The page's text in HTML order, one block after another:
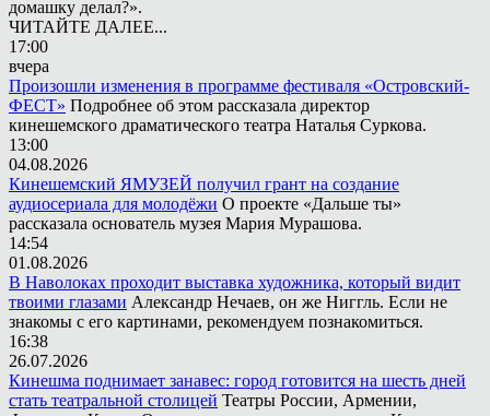
домашку делал?».
ЧИТАЙТЕ ДАЛЕЕ...
17:00
вчера
Произошли изменения в программе фестиваля «Островский-
ФЕСТ» Подробнее об этом рассказала директор
кинешемского драматического театра Наталья Суркова.
13:00
04.08.2026
Кинешемский ЯМУЗЕЙ получил грант на создание
аудиосериала для молодёжи О проекте «Дальше ты»
рассказала основатель музея Мария Мурашова.
14:54
01.08.2026
В Наволоках проходит выставка художника, который видит
твоими глазами Александр Нечаев, он же Ниггль. Если не
знакомы с его картинами, рекомендуем познакомиться.
16:38
26.07.2026
Кинешма поднимает занавес: город готовится на шесть дней
стать театральной столицей Театры России, Армении,